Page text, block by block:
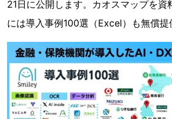
21日に公開します。カオスマップを資
には導入事例100選（Excel）も無償提